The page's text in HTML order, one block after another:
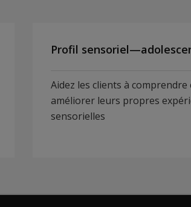
Profil
Aidez les clients à comprendre
améliorer leurs propres
sensorielles